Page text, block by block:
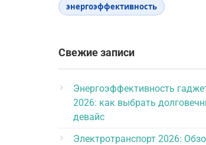
энергоэффективность
Свежие записи
Энергоэффективность
2026: как выбрать
девайс
Электротранспорт 2026: